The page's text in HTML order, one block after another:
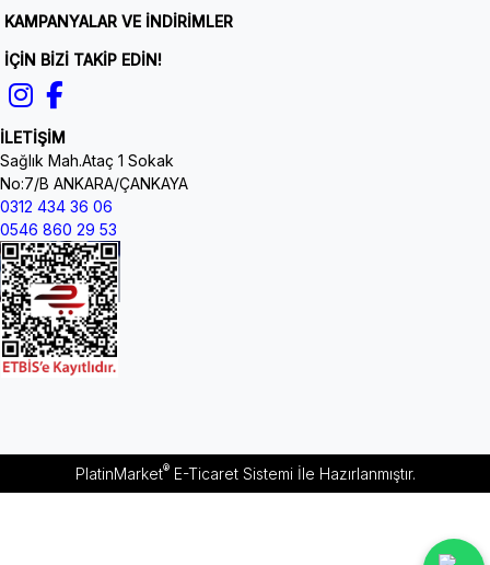
KAMPANYALAR VE İNDİRİMLER
İÇİN BİZİ TAKİP EDİN!
İLETİŞİM
Sağlık Mah.Ataç 1 Sokak
No:7/B ANKARA/ÇANKAYA
0312 434 36 06
0546 860 29 53
PlatinMarket®E-Ticaret Sistemiİle Hazırlanmıştır.